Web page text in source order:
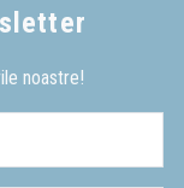
noastre!